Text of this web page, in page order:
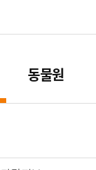
동물원